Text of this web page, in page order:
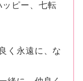
ッピー、七転
く永遠に、な